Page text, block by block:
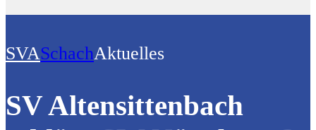
SVASchachAktuelles
SV Altensittenbach